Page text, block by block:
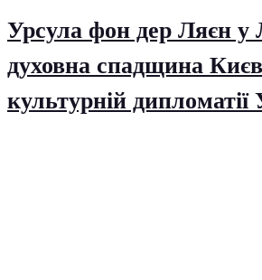
Урсула фон дер Ляєн у
духовна спадщина
культурній дипломатії